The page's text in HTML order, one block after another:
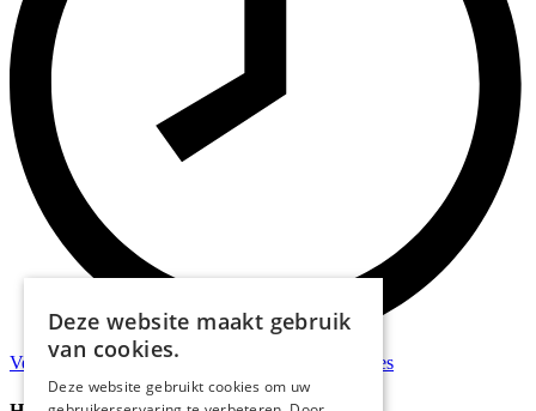
Verzonden binnen 48 uur* advies
Deze website maakt gebruik
van cookies.
Deze website gebruikt cookies om uw